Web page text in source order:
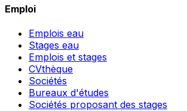
Emploi
Emplois eau
Stages eau
Emplois et stages
CVthèque
Sociétés
Bureaux d'études
Sociétés proposant des stages